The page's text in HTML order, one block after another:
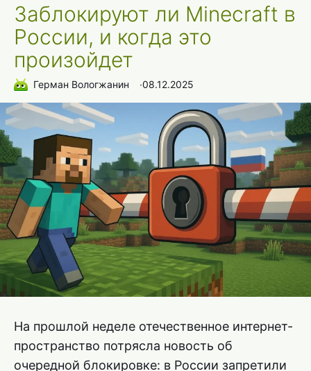
Заблокируют ли Minecraft в
России, и когда это
произойдет
Герман Вологжанин ∙08.12.2025
На прошлой неделе отечественное интернет-
пространство потрясла новость об
очередной блокировке: в России запретили